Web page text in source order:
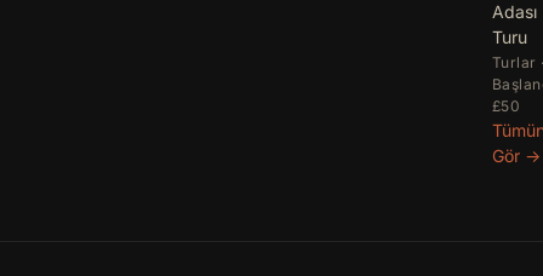
Adası
Turu
Turlar
£50
Gör →